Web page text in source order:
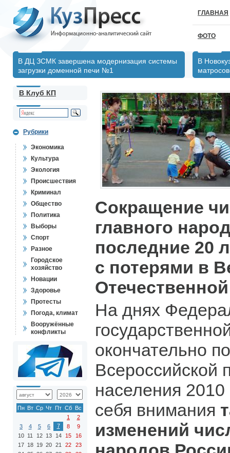
ГЛАВНАЯ
ФОТО
В ДЦ ЗСМК завершена модернизация системы
загрузки доменной печи №1
В
В Клуб КП
Рубрики
Экономика
Культура
Экология
Происшествия
Криминал
Общество
Политика
Выборы
Спорт
Разное
Городское
хозяйство
Новации
Здоровье
Протесты
Погода, климат
Вооружённые
конфликты
Пн Вт Ср Чт Пт Сб Вс
1
2
3
4 5 6 7 8
9
10 11 12 13 14 15
16
17 18 19 20 21 22
23
Сокращение
главного
последние 20
с потерями в
На днях
окончательно
Всероссийской
населения
себя внимания
изменений